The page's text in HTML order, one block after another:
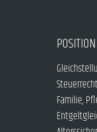
Familie,